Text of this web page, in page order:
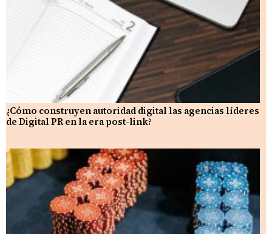
¿Cómo construyen autoridad digital las agencias líderes
de Digital PR en la era post-link?